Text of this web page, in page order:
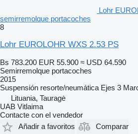
Lohr
semirremolque portacoches
8
Lohr EUROLOHR WXS 2.53 PS
Bs 783.200 EUR 55.900 ≈ USD 64.590
Semirremolque portacoches
2015
Suspensión resorte/neumática Ejes 3
Lituania, Tauragė
UAB Vitlaima
Contacte con el vendedor
Añadir a favoritos
Comparar